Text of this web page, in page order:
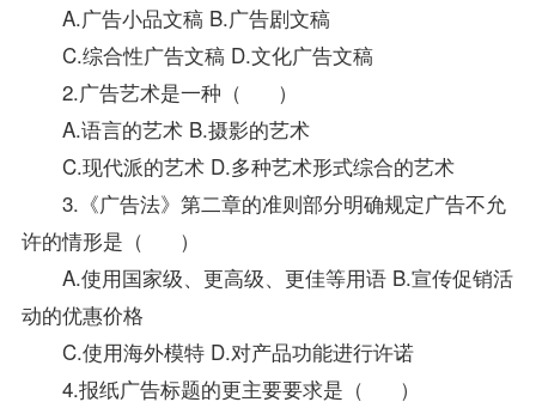
A.广告小品文稿 B.广告剧文稿
C.综合性广告文稿 D.文化广告文稿
2.广告艺术是一种（ ）
A.语言的艺术 B.摄影的艺术
C.现代派的艺术 D.多种艺术形式综合的艺术
3.《广告法》第二章的准则部分明确规定广告不允
许的情形是（ ）
A.使用国家级、更高级、更佳等用语 B.宣传促销活
动的优惠价格
C.使用海外模特 D.对产品功能进行许诺
4.报纸广告标题的更主要要求是（ ）